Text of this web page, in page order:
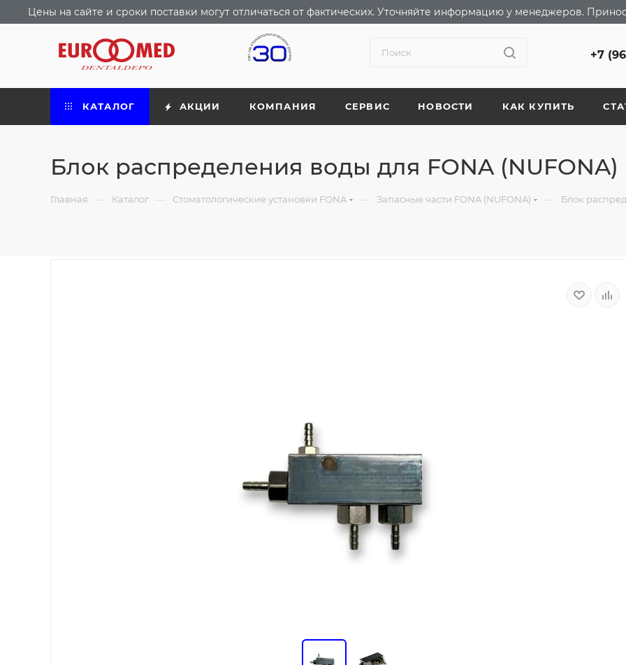
Цены на сайте и сроки поставки могут отличаться от фактических. Уточняйте информацию у менеджеров.
+7
КАТАЛОГ АКЦИИ КОМПАНИЯ СЕРВИС НОВОСТИ КАК КУПИТЬ
Блок распределения воды для FONA (NUFONA)
Главная — Каталог — Стоматологические установки FONA — Запасные части FONA (NUFONA) — Блок